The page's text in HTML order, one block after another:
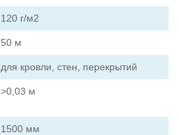
120 г/м2
50 м
для кровли, стен, перекрытий
>0,03 м
1500 мм